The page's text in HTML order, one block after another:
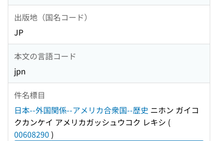
出版地（国名コード）
JP
本文の言語コード
jpn
件名標目
日本--外国関係--アメリカ合衆国--歴史 ニホン ガイコ
クカンケイ アメリカガッシュウコク レキシ (
00608290 )